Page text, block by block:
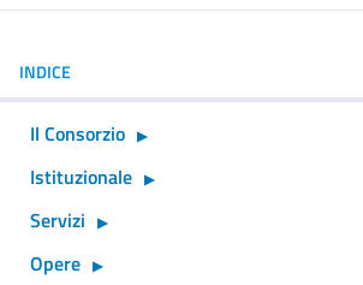
INDICE
Il Consorzio
Istituzionale
Servizi
Opere